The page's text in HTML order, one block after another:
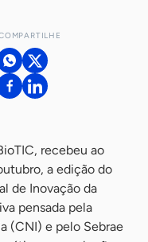
recebeu ao
a edição do
de Inovação da
pensada pela
(CNI) e pelo Sebrae